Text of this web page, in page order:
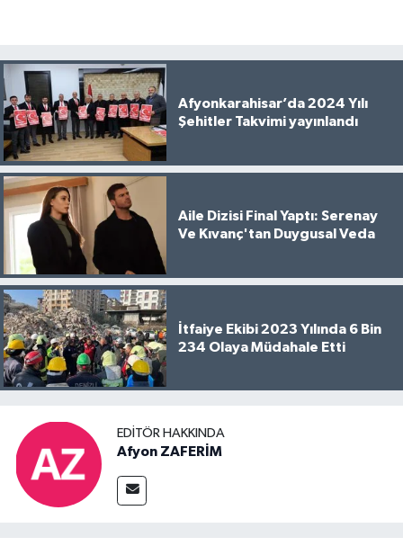
Afyonkarahisar’da 2024 Yılı
Şehitler Takvimi yayınlandı
Aile Dizisi Final Yaptı: Serenay
Ve Kıvanç'tan Duygusal Veda
İtfaiye Ekibi 2023 Yılında 6 Bin
234 Olaya Müdahale Etti
EDITÖR HAKKINDA
Afyon ZAFERİM